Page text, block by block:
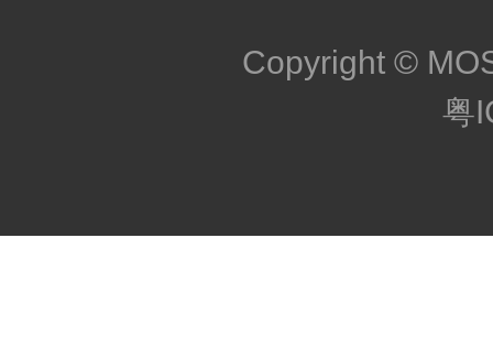
Copyright ©
粤